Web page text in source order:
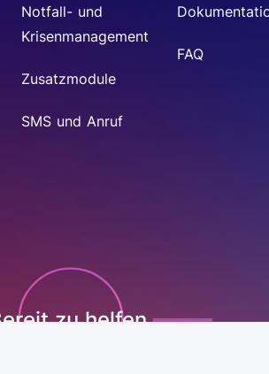
Notfall- und
Krisenmanagement
Zusatzmodule
SMS und Anruf
FAQ
zu helfen.